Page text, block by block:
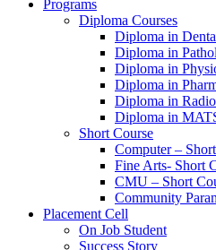
Programs
Diploma Courses
Diploma in
Diploma in
Diploma in
Diploma in
Diploma in
Diploma in
Short Course
Computer –
Fine Arts- Short
CMU – Short
Community
Placement Cell
On Job Student
Success Story